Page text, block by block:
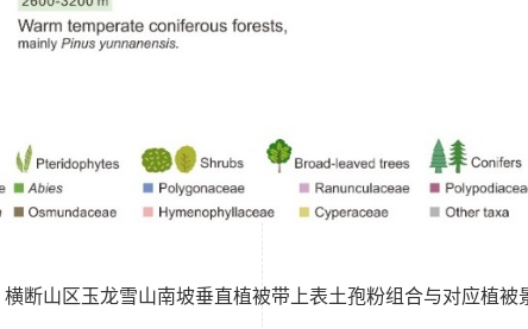
横断山区玉龙雪山南坡垂直植被带上表土孢粉组合与对应植被